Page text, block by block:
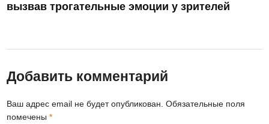
вызвав трогательные эмоции у зрителей
Добавить комментарий
Ваш адрес email не будет опубликован. Обязательные поля
помечены*